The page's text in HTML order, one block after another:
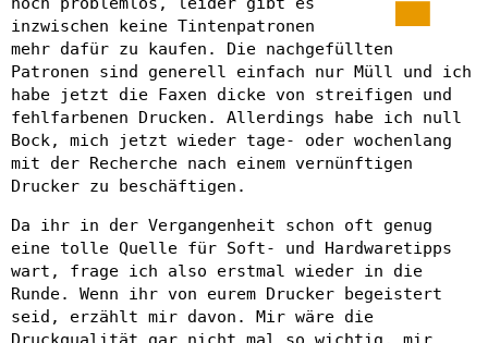
inzwischen keine Tintenpatronen
mehr dafür zu kaufen. Die nachgefüllten
Patronen sind generell einfach nur Müll und ich
habe jetzt die Faxen dicke von streifigen und
fehlfarbenen Drucken. Allerdings habe ich null
Bock, mich jetzt wieder tage- oder wochenlang
mit der Recherche nach einem vernünftigen
Drucker zu beschäftigen.
Da ihr in der Vergangenheit schon oft genug
eine tolle Quelle für Soft- und Hardwaretipps
wart, frage ich also erstmal wieder in die
Runde. Wenn ihr von eurem Drucker begeistert
seid, erzählt mir davon. Mir wäre die